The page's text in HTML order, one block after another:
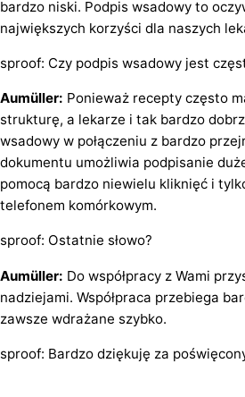
bardzo niski. Podpis wsadowy to
największych korzyści dla naszych
sproof: Czy podpis wsadowy jest
Aumüller: Ponieważ recepty często
strukturę, a lekarze i tak bardzo
wsadowy w połączeniu z bardzo
dokumentu umożliwia podpisanie
pomocą bardzo niewielu kliknięć i
telefonem komórkowym.
sproof: Ostatnie słowo?
Aumüller: Do współpracy z Wami
nadziejami. Współpraca przebiega
zawsze wdrażane szybko.
sproof: Bardzo dziękuję za